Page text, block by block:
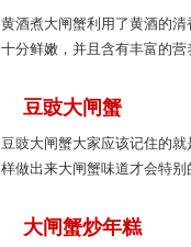
黄酒煮大闸蟹利用了黄酒的
十分鲜嫩，并且含有丰富的
豆豉大闸蟹
豆豉大闸蟹大家应该记住的
样做出来大闸蟹味道才会特
大闸蟹炒年糕